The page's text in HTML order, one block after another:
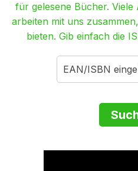
für gelesene Bücher. Viele
arbeiten mit uns
bieten. Gib einfach die